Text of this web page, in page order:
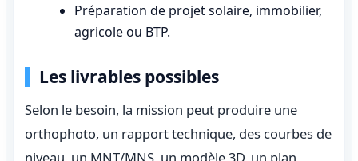
Préparation de projet solaire, immobilier,
agricole ou BTP.
Les livrables possibles
Selon le besoin, la mission peut produire une
orthophoto, un rapport technique, des courbes de
niveau, un MNT/MNS, un modèle 3D, un plan